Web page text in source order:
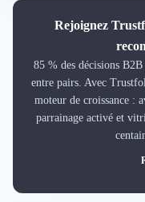
Rejoignez
85 % des décisions
entre pairs. Avec
moteur de croissance :
parrainage activé et